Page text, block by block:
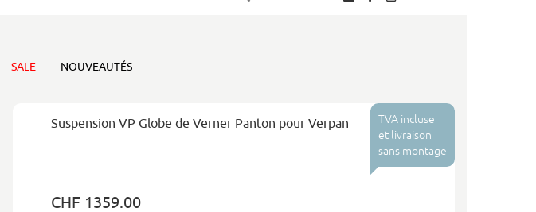
SALE NOUVEAUTÉS
TVA incluse
et livraison
sans montage
Suspension VP Globe de Verner Panton pour Verpan
CHF 1359.00